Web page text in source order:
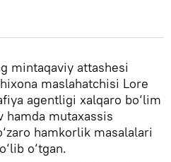
mintaqaviy attashesi
maslahatchisi Lore
agentligi xalqaro bo‘lim
hamda mutaxassis
hamkorlik masalalari
o‘tgan.